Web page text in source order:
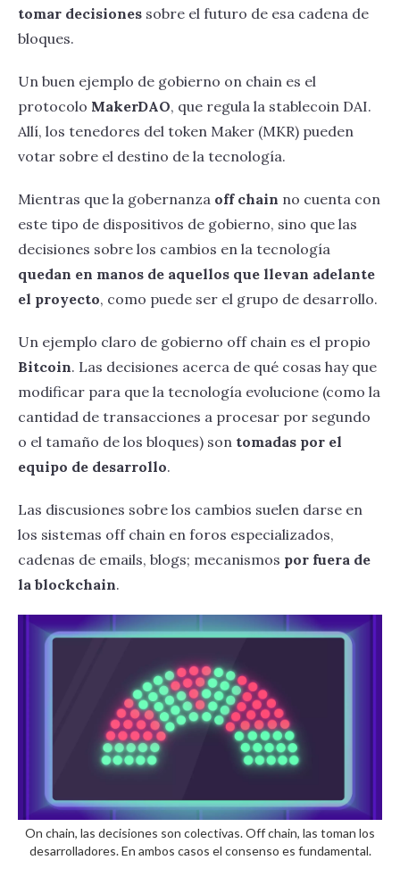
Usos actuales de blockchains
Posibles usos a futuro
tomar decisiones sobre el futuro de esa cadena de
bloques.
Un buen ejemplo de gobierno on chain es el
protocolo MakerDAO, que regula la stablecoin DAI.
Allí, los tenedores del token Maker (MKR) pueden
votar sobre el destino de la tecnología.
Mientras que la gobernanza off chain no cuenta con
este tipo de dispositivos de gobierno, sino que las
decisiones sobre los cambios en la tecnología
quedan en manos de aquellos que llevan adelante
el proyecto, como puede ser el grupo de desarrollo.
Un ejemplo claro de gobierno off chain es el propio
Bitcoin. Las decisiones acerca de qué cosas hay que
modificar para que la tecnología evolucione (como la
cantidad de transacciones a procesar por segundo
o el tamaño de los bloques) son tomadas por el
equipo de desarrollo.
Las discusiones sobre los cambios suelen darse en
los sistemas off chain en foros especializados,
cadenas de emails, blogs; mecanismos por fuera de
la blockchain.
On chain, las decisiones son colectivas. Off chain, las toman los
desarrolladores. En ambos casos el consenso es fundamental.